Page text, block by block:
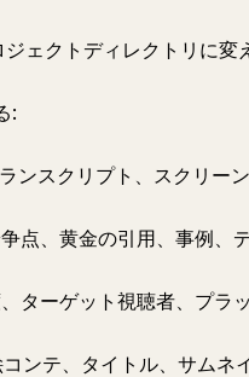
ェクトディレクトリに変
:
ンスクリプト、スクリー
点、黄金の引用、事例、
ターゲット視聴者、プラ
ンテ、タイトル、サムネ